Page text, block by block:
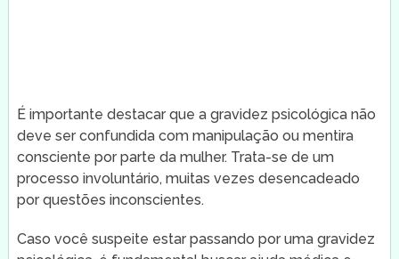
É importante destacar que a gravidez psicológica não
deve ser confundida com manipulação ou mentira
consciente por parte da mulher. Trata-se de um
processo involuntário, muitas vezes desencadeado
por questões inconscientes.
Caso você suspeite estar passando por uma gravidez